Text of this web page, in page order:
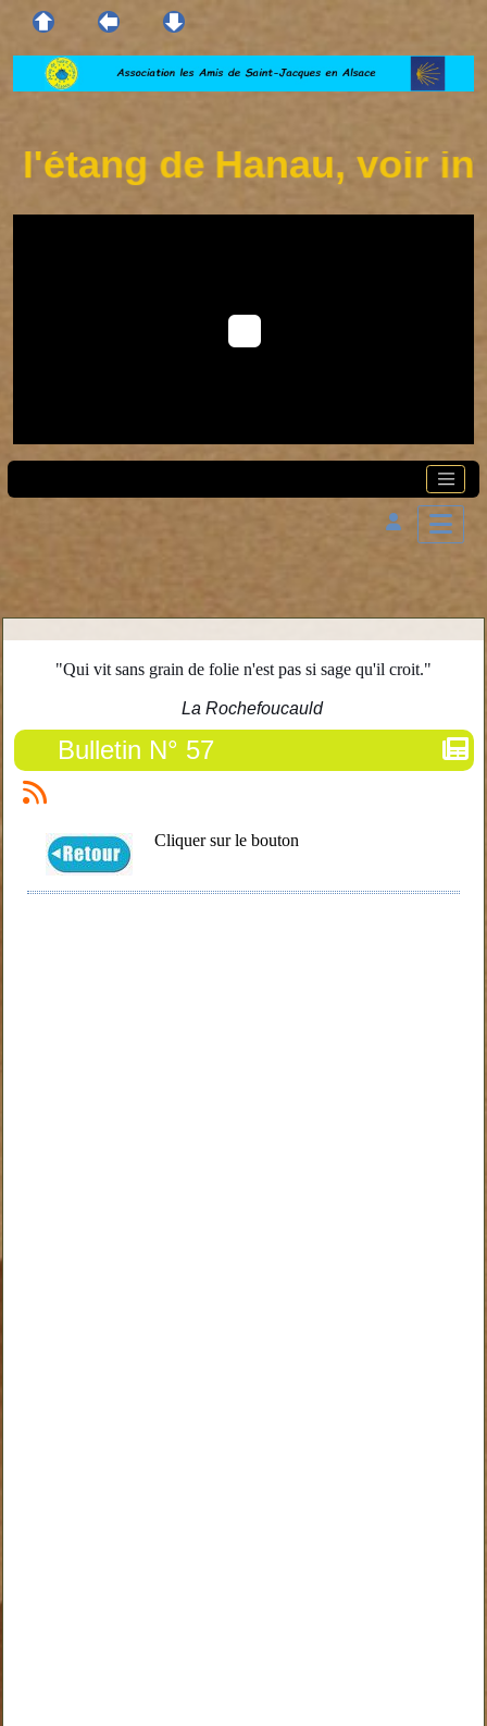
de Hanau, voir
"Qui vit sans grain de folie n'est pas si sage qu'il croit."
La Rochefoucauld
Bulletin N° 57
Cliquer sur le bouton